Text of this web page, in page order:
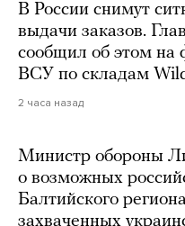
В России снимут
выдачи заказов.
сообщил об этом на
ВСУ по складам
2 часа назад
Министр обороны
о возможных
Балтийского
захваченных